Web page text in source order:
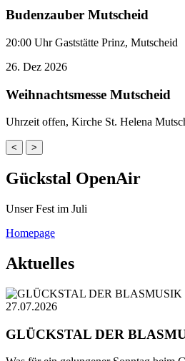
Budenzauber Mutscheid
20:00 Uhr Gaststätte Prinz, Mutscheid
26. Dez 2026
Weihnachtsmesse Mutscheid
Uhrzeit offen, Kirche St. Helena
< >
Gückstal OpenAir
Unser Fest im Juli
Homepage
Aktuelles
27.07.2026
GLÜCKSTAL DER